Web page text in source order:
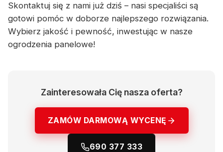
Skontaktuj się z nami już dziś – nasi specjaliści są
gotowi pomóc w doborze najlepszego rozwiązania.
Wybierz jakość i pewność, inwestując w nasze
ogrodzenia panelowe!
Zainteresowała Cię nasza oferta?
ZAMÓW DARMOWĄ WYCENĘ
690 377 333